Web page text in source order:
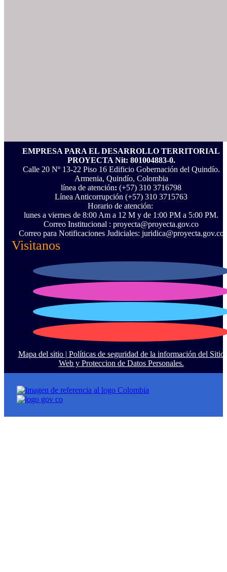
EMPRESA PARA EL DESARROLLO TERRITORIAL
PROYECTA Nit: 801004883-0.
Calle 20 Nº 13-22 Piso 16 Edificio Gobernación del Quindío.
Armenia, Quindío, Colombia
línea de atención: (+57) 310 3716798
Línea Anticorrupción ‪(+57) 310 3715763‬
Horario de atención:
lunes a viernes de 8:00 Am a 12 M y de 1:00 PM a 5:00 PM.
Correo Institucional : proyecta@proyecta.gov.co
Correo para Notificaciones Judiciales: juridica@proyecta.gov.co
Visitanos
Mapa del sitio | Políticas de seguridad de la información del Sitio
Web y Proteccion de Datos Personales.